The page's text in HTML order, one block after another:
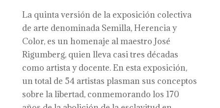
La quinta versión de la exposición colectiva
de arte denominada Semilla, Herencia y
Color, es un homenaje al maestro José
Rigumberg, quien lleva casi tres décadas
como artista y docente. En esta exposición,
un total de 54 artistas plasman sus conceptos
sobre la libertad, conmemorando los 170